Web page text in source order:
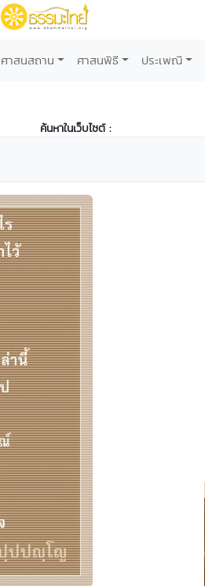
ศาสนสถาน ศาสนพิธี ประเพณี
ค้นหาในเว็บไซต์ :